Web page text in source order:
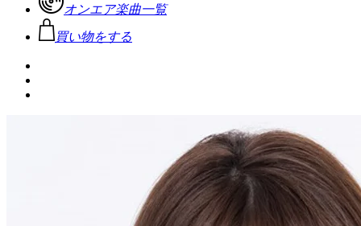
オンエア楽曲一覧
買い物をする